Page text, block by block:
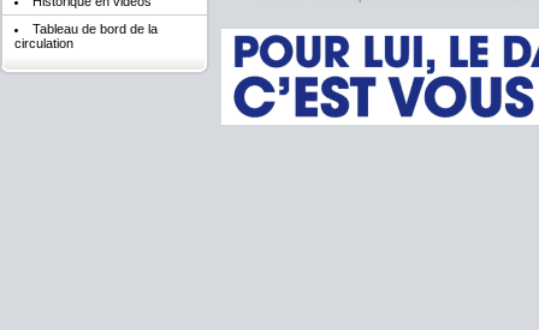
Tableau de bord de la
circulation